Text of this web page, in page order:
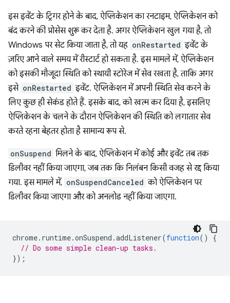
इस इवेंट के ट्रिगर होने के बाद, ऐप्लिकेशन का रनटाइम, ऐप्लिकेशन को
बंद करने की प्रोसेस शुरू कर देता है. अगर ऐप्लिकेशन खुल गया है, तो
Windows पर सेट किया जाता है, तो यह onRestarted इवेंट के
ज़रिए आने वाले समय में रीस्टार्ट हो सकता है. इस मामले में, ऐप्लिकेशन
को इसकी मौजूदा स्थिति को स्थायी स्टोरेज में सेव रखता है, ताकि अगर
इसे onRestarted इवेंट. ऐप्लिकेशन में अपनी स्थिति सेव करने के
लिए कुछ ही सेकंड होते हैं. इसके बाद, को खत्म कर दिया है, इसलिए
ऐप्लिकेशन के चलने के दौरान ऐप्लिकेशन की स्थिति को लगातार सेव
करते रहना बेहतर होता है सामान्य रूप से.
onSuspend मिलने के बाद, ऐप्लिकेशन में कोई और इवेंट तब तक
डिलीवर नहीं किया जाएगा, जब तक कि निलंबन किसी वजह से रद्द किया
गया. इस मामले में, onSuspendCanceled को ऐप्लिकेशन पर
डिलीवर किया जाएगा और को अनलोड नहीं किया जाएगा.
chrome. runtime.onSuspend .addListener(function()
{
// Do some simple clean-up tasks.
});